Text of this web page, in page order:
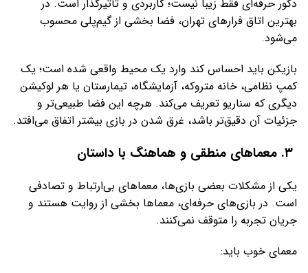
دکور حرفه‌ای فقط زیبا نیست؛ کاربردی و تأثیرگذار است. در
بهترین اتاق فرارهای تهران، فضا بخشی از گیم‌پلی محسوب
می‌شود.
بازیکن باید احساس کند وارد یک محیط واقعی شده است؛ یک
کمپ نظامی، خانه متروکه، آزمایشگاه، تیمارستان یا هر لوکیشن
دیگری که سناریو تعریف می‌کند. هرچه این فضا طبیعی‌تر و
جزئیات آن دقیق‌تر باشد، غرق شدن در بازی بیشتر اتفاق می‌افتد.
یکی از مشکلات بعضی بازی‌ها، معماهای بی‌ارتباط و تصادفی
است. در بازی‌های حرفه‌ای، معماها بخشی از روایت هستند و
جریان تجربه را متوقف نمی‌کنند.
معمای خوب باید: